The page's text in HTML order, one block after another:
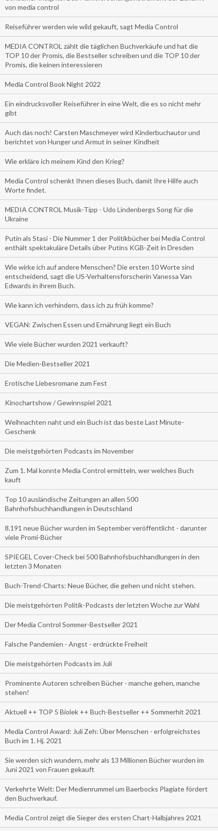
von media control
Reiseführer werden wie wild gekauft, sagt Media Control
MEDIA CONTROL zählt die täglichen Buchverkäufe und hat die
TOP 10 der Promis, die Bestseller schreiben und die TOP 10 der
Promis, die keinen interessieren
Media Control Book Night 2022
Ein eindrucksvoller Reiseführer in eine Welt, die es so nicht mehr
gibt
Auch das noch! Carsten Maschmeyer wird Kinderbuchautor und
berichtet von Hunger und Armut in seiner Kindheit
Wie erkläre ich meinem Kind den Krieg?
Media Control schenkt Ihnen dieses Buch, damit Ihre Hilfe auch
Worte findet.
MEDIA CONTROL Musik-Tipp - Udo Lindenbergs Song für die
Ukraine
Putin als Stasi - Die Nummer 1 der Politikbücher bei Media Control
enthält spektakuläre Details über Putins KGB-Zeit in Dresden
Wie wirke ich auf andere Menschen? Die ersten 10 Worte sind
entscheidend, sagt die US-Verhaltensforscherin Vanessa Van
Edwards in ihrem Buch.
Wie kann ich verhindern, dass ich zu früh komme?
VEGAN: Zwischen Essen und Ernährung liegt ein Buch
Wie viele Bücher wurden 2021 verkauft?
Die Medien-Bestseller 2021
Erotische Liebesromane zum Fest
Kinochartshow / Gewinnspiel 2021
Weihnachten naht und ein Buch ist das beste Last Minute-
Geschenk
Die meistgehörten Podcasts im November
Zum 1. Mal konnte Media Control ermitteln, wer welches Buch
kauft
Top 10 ausländische Zeitungen an allen 500
Bahnhofsbuchhandlungen in Deutschland
8.191 neue Bücher wurden im September veröffentlicht - darunter
viele Promi-Bücher
SPIEGEL Cover-Check bei 500 Bahnhofsbuchhandlungen in den
letzten 3 Monaten
Buch-Trend-Charts: Neue Bücher, die gehen und nicht stehen.
Die meistgehörten Politik-Podcasts der letzten Woche zur Wahl
Der Media Control Sommer-Bestseller 2021
Falsche Pandemien - Angst - erdrückte Freiheit
Die meistgehörten Podcasts im Juli
Prominente Autoren schreiben Bücher - manche gehen, manche
stehen!
Aktuell ++ TOP 5 Biolek ++ Buch-Bestseller ++ Sommerhit 2021
Media Control Award: Juli Zeh: Über Menschen - erfolgreichstes
Buch im 1. Hj. 2021
Sie werden sich wundern, mehr als 13 Millionen Bücher wurden im
Juni 2021 von Frauen gekauft
Verkehrte Welt: Der Medienrummel um Baerbocks Plagiate fördert
den Buchverkauf.
Media Control zeigt die Sieger des ersten Chart-Halbjahres 2021